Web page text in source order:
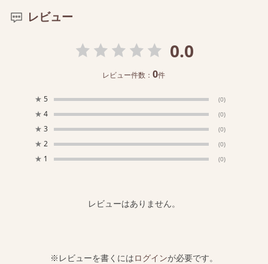
レビュー
0.0
レビュー件数：0件
★ 5 (0)
★ 4 (0)
★ 3 (0)
★ 2 (0)
★ 1 (0)
レビューはありません。
※レビューを書くにはログインが必要です。